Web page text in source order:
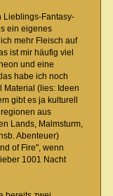
Lieblings-Fantasy-
ein eigenes
mehr Fleisch auf
ist mir häufig viel
und eine
habe ich noch
Material (lies: Ideen
gibt es ja kulturell
aus
Lands, Malmsturm,
Abenteuer)
of Fire", wenn
1001 Nacht